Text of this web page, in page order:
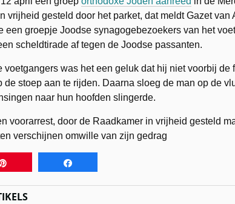
vrijheid gesteld door het parket, dat meldt Gazet van
een groepje Joodse synagogebezoekers van het
scheldtirade af tegen de Joodse passanten.
voetgangers was het een geluk dat hij niet voorbij
de stoep aan te rijden. Daarna sloeg de man op de
naar hun hoofden slingerde.
voorarrest, door de Raadkamer in vrijheid gesteld
verschijnen omwille van zijn gedrag